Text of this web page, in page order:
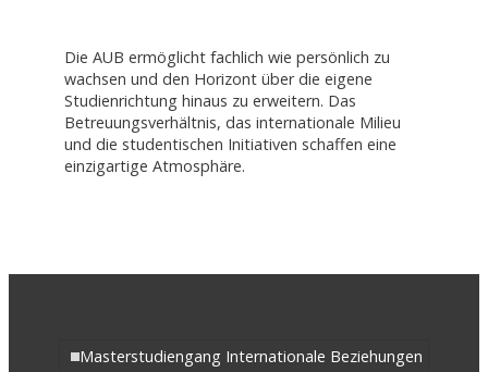
Die AUB ermöglicht fachlich wie persönlich zu
wachsen und den Horizont über die eigene
Studienrichtung hinaus zu erweitern. Das
Betreuungsverhältnis, das internationale Milieu
und die studentischen Initiativen schaffen eine
einzigartige Atmosphäre.
Masterstudiengang Internationale Beziehungen